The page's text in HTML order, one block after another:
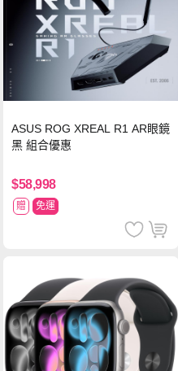
ASUS ROG XREAL R1 AR眼鏡
黑 組合優惠
$58,998
贈 免運